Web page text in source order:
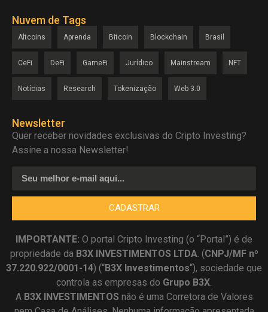
Nuvem de Tags
Altcoins Aprenda Bitcoin Blockchain Brasil
CeFi DeFi GameFi Jurídico Mainstream NFT
Notícias Research Tokenização Web 3.0
Newsletter
Quer receber novidades exclusivas do Cripto Investing?
Assine a nossa Newsletter!
CADASTRAR
IMPORTANTE: O portal Cripto Investing (o “Portal”) é de
propriedade da B3X INVESTIMENTOS LTDA . (CNPJ/MF nº
37.220.922/0001-14) (“B3X Investimentos“), sociedade que
controla as empresas do Grupo B3X
A B3X INVESTIMENTOS não é uma Corretora de Valores